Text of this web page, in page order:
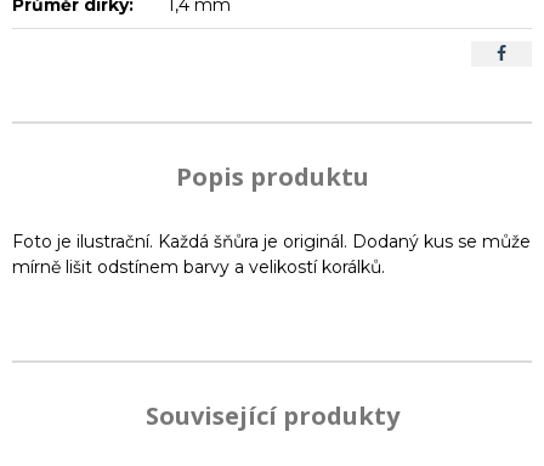
Popis produktu
Foto je ilustrační. Každá šňůra je originál. Dodaný kus se může
mírně lišit odstínem barvy a velikostí korálků.
Související produkty